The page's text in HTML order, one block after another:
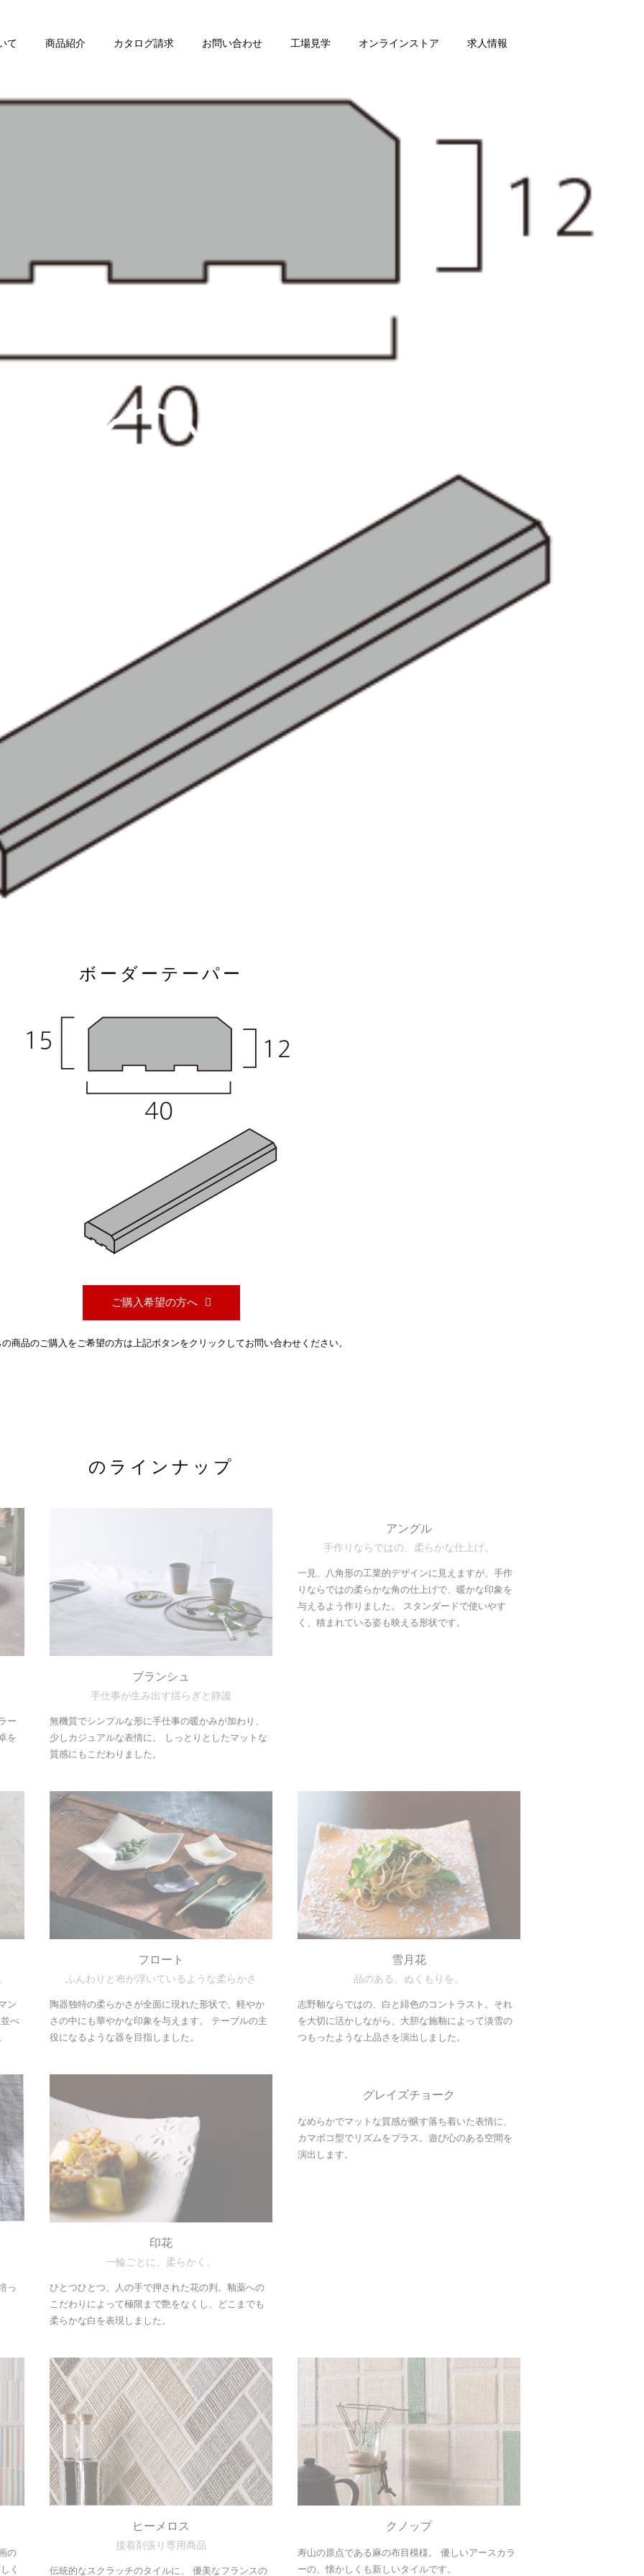
て 商品紹介 カタログ請求 お問い合わせ 工場見学 オンラインストア 求人情報
ボーダーテーパー
ご購入希望の方へ
商品のご購入をご希望の方は上記ボタンをクリックしてお問い合わせください。
のラインナップ
ー
を
ブランシュ
手仕事が生み出す揺らぎと静謐
無機質でシンプルな形に手仕事の暖かみが加わり、
少しカジュアルな表情に。 しっとりとしたマットな
質感にもこだわりました。
アングル
手作りならではの、柔らかな仕上げ。
一見、八角形の工業的デザインに見えますが、手作
りならではの柔らかな角の仕上げで、暖かな印象を
与えるよう作りました。 スタンダードで使いやす
く、積まれている姿も映える形状です。
ン
べ
フロート
ふんわりと布が浮いているような柔らかさ
陶器独特の柔らかさが全面に現れた形状で、軽やか
さの中にも華やかな印象を与えます。 テーブルの主
役になるような器を目指しました。
雪月花
品のある、ぬくもりを。
志野釉ならではの、白と緋色のコントラスト。それ
を大切に活かしながら、大胆な施釉によって淡雪の
つもったような上品さを演出しました。
っ
印花
一輪ごとに、柔らかく。
ひとつひとつ、人の手で押された花の判。釉薬への
こだわりによって極限まで艶をなくし、どこまでも
柔らかな白を表現しました。
グレイズチョーク
なめらかでマットな質感が醸す落ち着いた表情に、
カマボコ型でリズムをプラス。遊び心のある空間を
演出します。
の
く
ヒーメロス
接着剤張り専用商品
伝統的なスクラッチのタイルに、 優美なフランスの
クノップ
寿山の原点である麻の布目模様。 優しいアースカラ
ーの、懐かしくも新しいタイルです。